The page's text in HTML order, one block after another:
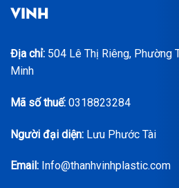
VINH
Địa chỉ: 504 Lê Thị Riêng, Phường
Minh
Mã số thuế: 0318823284
Người đại diện: Lưu Phước Tài
Email: Info@thanhvinhplastic.com